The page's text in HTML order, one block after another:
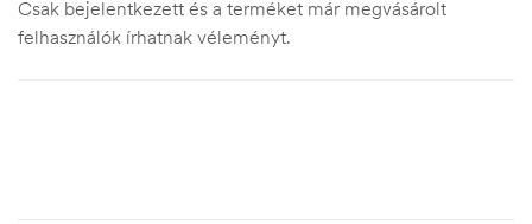
Csak bejelentkezett és a terméket már megvásárolt
felhasználók írhatnak véleményt.